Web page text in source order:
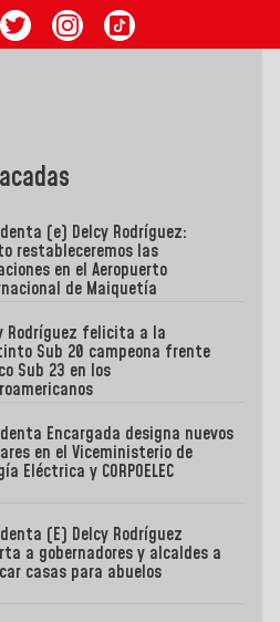
(e) Delcy Rodríguez:
restableceremos las
en el Aeropuerto
de Maiquetía
Rodríguez felicita a la
Sub 20 campeona frente
Sub 23 en los
Encargada designa nuevos
en el Viceministerio de
Eléctrica y CORPOELEC
(E) Delcy Rodríguez
a gobernadores y alcaldes a
casas para abuelos